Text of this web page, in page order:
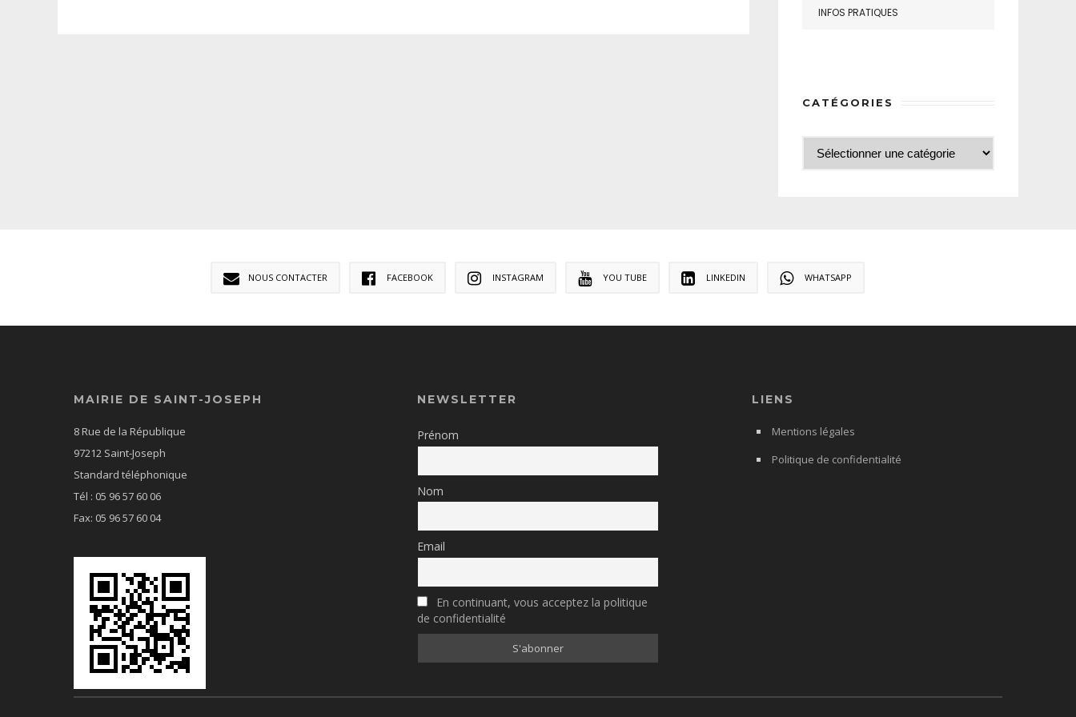
INFOS PRATIQUES
CATÉGORIES
NOUS CONTACTER FACEBOOK INSTAGRAM YOU TUBE LINKEDIN WHATSAPP
MAIRIE DE SAINT-JOSEPH
8 Rue de la République
97212 Saint-Joseph
Standard téléphonique
Tél : 05 96 57 60 06
Fax: 05 96 57 60 04
NEWSLETTER
Prénom
Nom
Email
En continuant, vous acceptez la politique
de confidentialité
LIENS
Mentions légales
Politique de confidentialité